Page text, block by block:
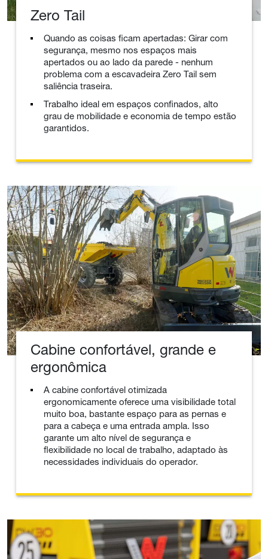
Zero Tail
Quando as coisas ficam apertadas: Girar com
segurança, mesmo nos espaços mais
apertados ou ao lado da parede - nenhum
problema com a escavadeira Zero Tail sem
saliência traseira.
Trabalho ideal em espaços confinados, alto
grau de mobilidade e economia de tempo estão
garantidos.
Cabine confortável, grande e
ergonômica
A cabine confortável otimizada
ergonomicamente oferece uma visibilidade total
muito boa, bastante espaço para as pernas e
para a cabeça e uma entrada ampla. Isso
garante um alto nível de segurança e
flexibilidade no local de trabalho, adaptado às
necessidades individuais do operador.